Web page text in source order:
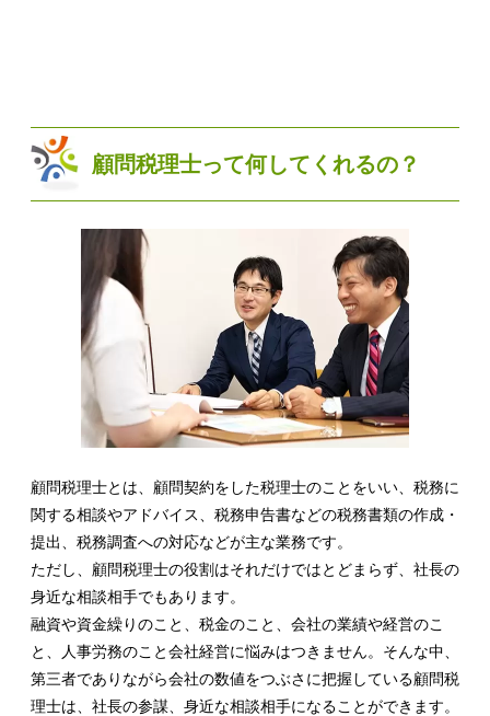
顧問税理士って何してくれるの？
顧問税理士とは、顧問契約をした税理士のことをいい、税務に
関する相談やアドバイス、税務申告書などの税務書類の作成・
提出、税務調査への対応などが主な業務です。
ただし、顧問税理士の役割はそれだけではとどまらず、社長の
身近な相談相手でもあります。
融資や資金繰りのこと、税金のこと、会社の業績や経営のこ
と、人事労務のこと会社経営に悩みはつきません。そんな中、
第三者でありながら会社の数値をつぶさに把握している顧問税
理士は、社長の参謀、身近な相談相手になることができます。